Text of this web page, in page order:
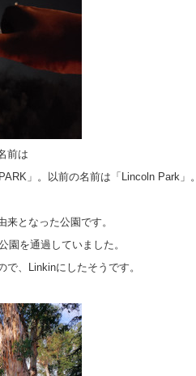
前は
」。以前の名前は「Lincoln Park」。
となった公園です。
園を通過していました。
、Linkinにしたそうです。